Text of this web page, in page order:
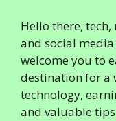
Hello there, tech,
and social
welcome you to
destination for a
technology,
and valuable